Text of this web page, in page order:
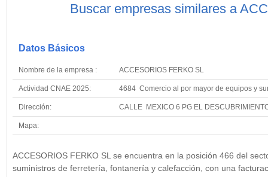
Buscar empresas similares a
Datos Básicos
Nombre de la empresa : ACCESORIOS FERKO SL
Actividad CNAE 2025: 4684 Comercio al por mayor de equipos y
Dirección: CALLE MEXICO 6 PG EL
Mapa:
−
ACCESORIOS FERKO SL se encuentra en la posición 466 del
suministros de ferretería, fontanería y calefacción, con una